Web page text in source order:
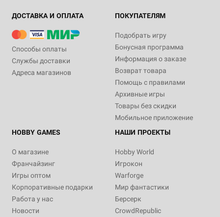
ДОСТАВКА И ОПЛАТА
Способы оплаты
Службы доставки
Адреса магазинов
ПОКУПАТЕЛЯМ
Подобрать игру
Бонусная программа
Информация о заказе
Возврат товара
Помощь с правилами
Архивные игры
Товары без скидки
Мобильное приложение
HOBBY GAMES
О магазине
Франчайзинг
Игры оптом
Корпоративные подарки
Работа у нас
Новости
НАШИ ПРОЕКТЫ
Hobby World
Игрокон
Warforge
Мир фантастики
Берсерк
CrowdRepublic